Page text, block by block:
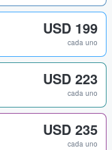
USD 199
cada uno
USD 223
cada uno
USD 235
cada uno